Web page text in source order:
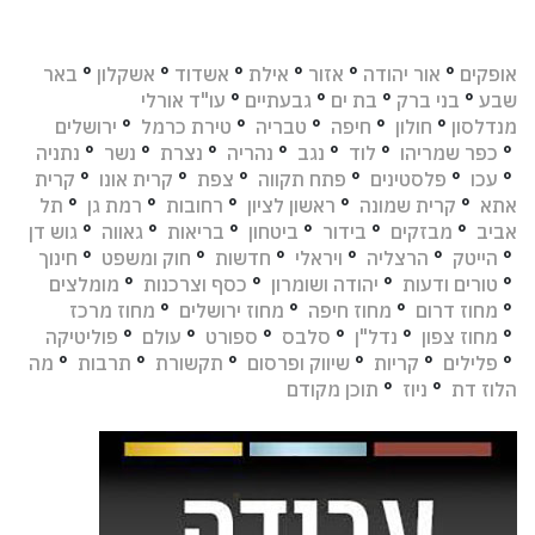
אופקים ° אור יהודה ° אזור ° אילת ° אשדוד ° אשקלון ° באר
שבע ° בני ברק ° בת ים ° גבעתיים ° עו"ד אורלי
מנדלסון ° חולון ° חיפה ° טבריה ° טירת כרמל ° ירושלים
° כפר שמריהו ° לוד ° נגב ° נהריה ° נצרת ° נשר ° נתניה
° עכו ° פלסטינים ° פתח תקווה ° צפת ° קרית אונו ° קרית
אתא ° קרית שמונה ° ראשון לציון ° רחובות ° רמת גן ° תל
אביב ° מבזקים ° בידור ° ביטחון ° בריאות ° גאווה ° גוש דן
° הייטק ° הרצליה ° ויראלי ° חדשות ° חוק ומשפט ° חינוך
° טורים ודעות ° יהודה ושומרון ° כסף וצרכנות ° מומלצים
° מחוז דרום ° מחוז חיפה ° מחוז ירושלים ° מחוז מרכז
° מחוז צפון ° נדל"ן ° סלבס ° ספורט ° עולם ° פוליטיקה
° פלילים ° קריות ° שיווק ופרסום ° תקשורת ° תרבות ° מה
הלוז דת ° ניוז ° תוכן מקודם